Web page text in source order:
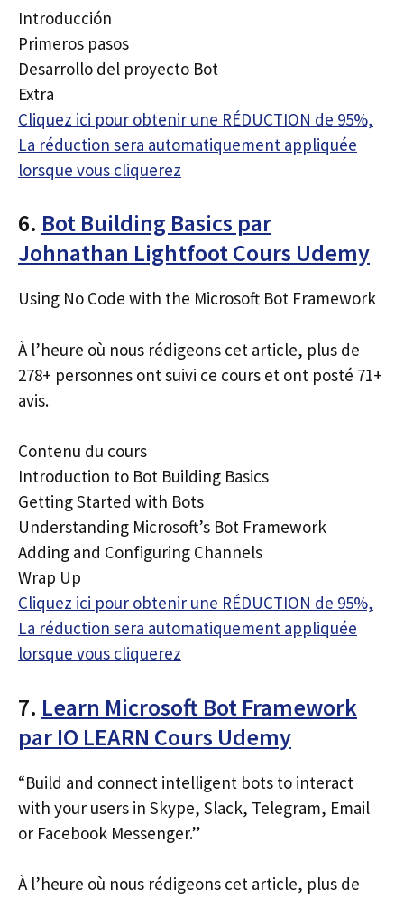
Introducción
Primeros pasos
Desarrollo del proyecto Bot
Extra
Cliquez ici pour obtenir une RÉDUCTION de 95%,
La réduction sera automatiquement appliquée
lorsque vous cliquerez
6. Bot Building Basics par
Johnathan Lightfoot Cours Udemy
Using No Code with the Microsoft Bot Framework
À l’heure où nous rédigeons cet article, plus de
278+ personnes ont suivi ce cours et ont posté 71+
avis.
Contenu du cours
Introduction to Bot Building Basics
Getting Started with Bots
Understanding Microsoft’s Bot Framework
Adding and Configuring Channels
Wrap Up
Cliquez ici pour obtenir une RÉDUCTION de 95%,
La réduction sera automatiquement appliquée
lorsque vous cliquerez
7. Learn Microsoft Bot Framework
par IO LEARN Cours Udemy
“Build and connect intelligent bots to interact
with your users in Skype, Slack, Telegram, Email
or Facebook Messenger.”
À l’heure où nous rédigeons cet article, plus de